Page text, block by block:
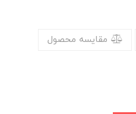
مقایسه محصول